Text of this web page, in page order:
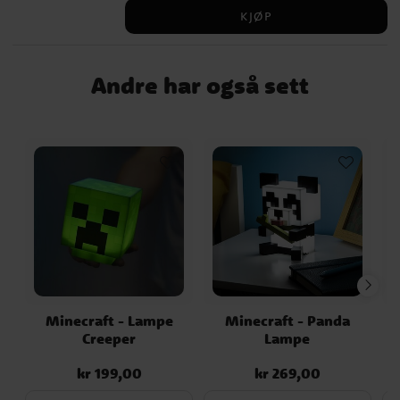
offisielt lisensiert produkt.
KJØP
Andre har også sett
Minecraft - Lampe
Creeper
Pris:kr 199,00
kr 199,00
Minecraft - Panda
Lampe
Pris:kr 269,00
kr 269,00